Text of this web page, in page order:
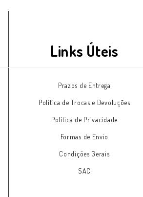
Links Úteis
Prazos de Entrega
Política de Trocas e Devoluções
Política de Privacidade
Formas de Envio
Condições Gerais
SAC